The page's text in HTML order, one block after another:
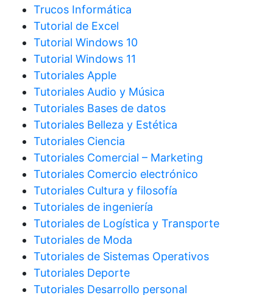
Trucos Informática
Tutorial de Excel
Tutorial Windows 10
Tutorial Windows 11
Tutoriales Apple
Tutoriales Audio y Música
Tutoriales Bases de datos
Tutoriales Belleza y Estética
Tutoriales Ciencia
Tutoriales Comercial – Marketing
Tutoriales Comercio electrónico
Tutoriales Cultura y filosofía
Tutoriales de ingeniería
Tutoriales de Logística y Transporte
Tutoriales de Moda
Tutoriales de Sistemas Operativos
Tutoriales Deporte
Tutoriales Desarrollo personal